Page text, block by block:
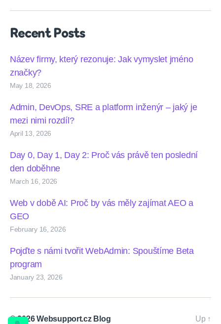
Recent Posts
Název firmy, který rezonuje: Jak vymyslet jméno
značky?
May 18, 2026
Admin, DevOps, SRE a platform inženýr – jaký je
mezi nimi rozdíl?
April 13, 2026
Day 0, Day 1, Day 2: Proč vás právě ten poslední
den doběhne
March 16, 2026
Web v době AI: Proč by vás měly zajímat AEO a
GEO
February 16, 2026
Pojďte s námi tvořit WebAdmin: Spouštíme Beta
program
January 23, 2026
© 2026Websupport.cz Blog Up ↑